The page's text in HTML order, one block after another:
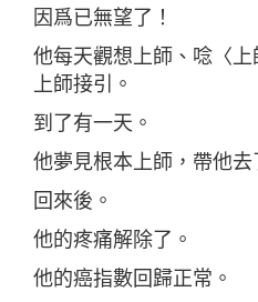
因爲已無望了！
他每天觀想上師、唸〈
上師接引。
到了有一天。
他夢見根本上師，帶他去
回來後。
他的疼痛解除了。
他的癌指數回歸正常。